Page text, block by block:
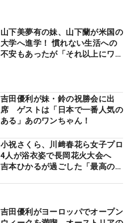
山下美夢有の妹、山下蘭が米国の
大学へ進学！ 慣れない生活への
不安もあったが「それ以上にワク
吉田優利が妹・鈴の祝勝会に出
席 ゲストは「日本で一番人気の
ある」あのワンちゃん！
小祝さくら、川﨑春花ら女子プロ
4人が浴衣姿で長岡花火大会へ
吉本ひかるが過ごした「最高の夏
吉田優利がヨーロッパでオープン